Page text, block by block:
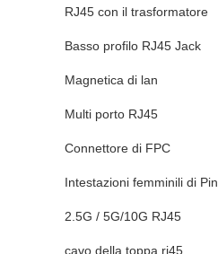
RJ45 con il trasformatore
Basso profilo RJ45 Jack
Magnetica di lan
Multi porto RJ45
Connettore di FPC
Intestazioni femminili di Pin
2.5G / 5G/10G RJ45
cavo della toppa rj45